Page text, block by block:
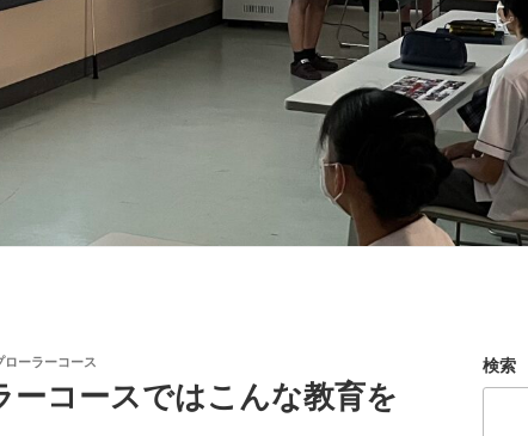
ローラーコース
ーコースではこんな教育を
検索